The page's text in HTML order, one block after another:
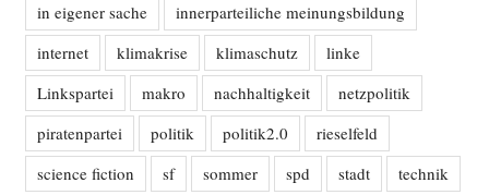
in eigener sache
innerparteiliche meinungsbildung
internet
klimakrise klimaschutz
linke
Linkspartei
makro nachhaltigkeit
netzpolitik
piratenpartei
politik politik2.0
rieselfeld
science fiction
sf sommer spd stadt
technik